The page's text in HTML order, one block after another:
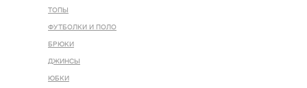
ТОПЫ
ФУТБОЛКИ И ПОЛО
БРЮКИ
ДЖИНСЫ
ЮБКИ